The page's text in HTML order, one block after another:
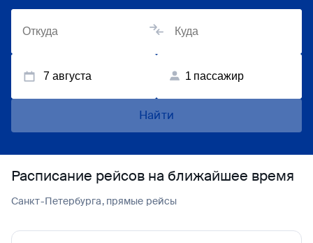
7 августа 1 пассажир
Найти
Расписание рейсов на ближайшее время
Санкт-Петербурга, прямые рейсы